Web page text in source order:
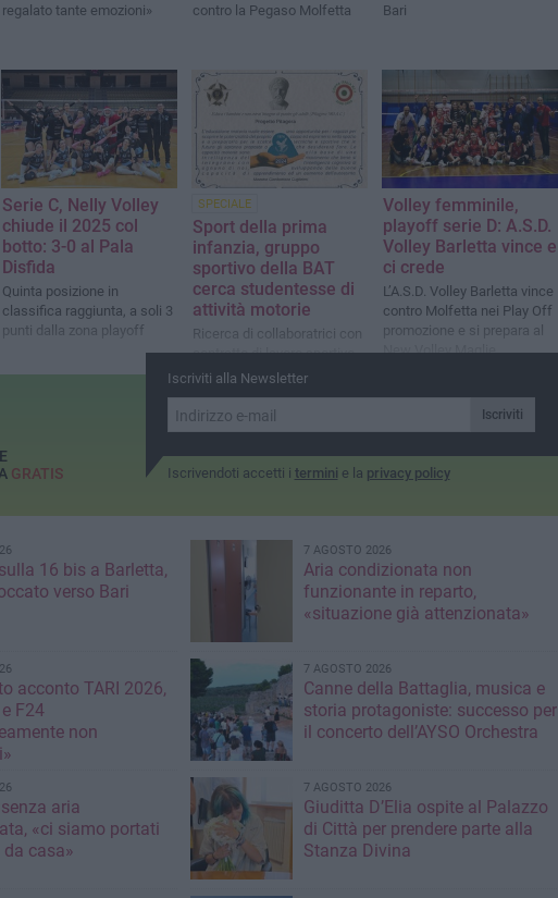
regalato tante emozioni»
contro la Pegaso Molfetta
Bari
Serie C, Nelly Volley
chiude il 2025 col
botto: 3-0 al Pala
Disfida
Quinta posizione in
classifica raggiunta, a soli 3
punti dalla zona playoff
SPECIALE
Sport della prima
infanzia, gruppo
sportivo della BAT
cerca studentesse di
attività motorie
Ricerca di collaboratrici con
contratto di lavoro sportivo
Volley femminile,
playoff serie D: A.S.D.
Volley Barletta vince e
ci crede
L’A.S.D. Volley Barletta vince
contro Molfetta nei Play Off
promozione e si prepara al
New Volley Maglie
Iscriviti alla Newsletter
Iscriviti
Iscrivendoti accetti i termini e la privacy policy
GRATIS
16 bis a Barletta,
verso Bari
7 AGOSTO 2026
Aria condizionata non
funzionante in reparto,
«situazione già attenzionata»
acconto TARI 2026,
F24
non
7 AGOSTO 2026
Canne della Battaglia, musica e
storia protagoniste: successo per
il concerto dell’AYSO Orchestra
aria
«ci siamo portati
casa»
7 AGOSTO 2026
Giuditta D’Elia ospite al Palazzo
di Città per prendere parte alla
Stanza Divina